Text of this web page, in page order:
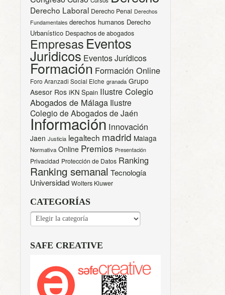
Derecho Laboral Derecho Penal Derechos
Fundamentales derechos humanos Derecho
Urbanístico Despachos de abogados
Empresas Eventos
Juridicos Eventos Jurídicos
Formación Formación Online
Foro Aranzadi Social Elche granada Grupo
Asesor Ros iKN Spain Ilustre Colegio
Abogados de Málaga Ilustre
Colegio de Abogados de Jaén
Información Innovación
Jaen Justicia legaltech madrid Malaga
Normativa Online Premios Presentación
Privacidad Protección de Datos Ranking
Ranking semanal Tecnología
Universidad Wolters Kluwer
CATEGORÍAS
CATEGORÍAS
SAFE CREATIVE